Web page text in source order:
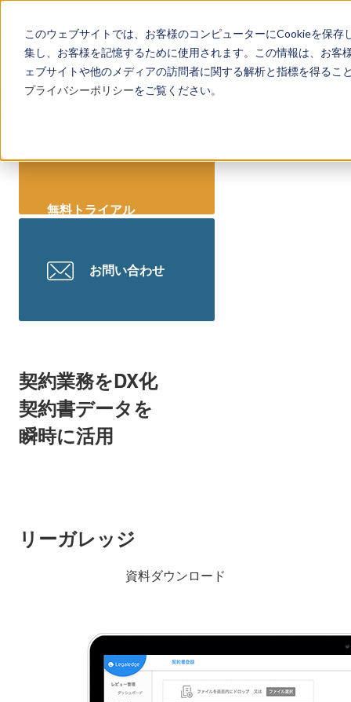
このウェブサイトでは、お客様のコンピューターにCookieを保
集し、お客様を記憶するために使用されます。この情報は、お
ェブサイトや他のメディアの訪問者に関する解析と指標を得る
プライバシーポリシーをご覧ください。
リーガレッジとは
機能一覧
導入事例
セミナー情報
無料トライアル
お問い合わせ
契約業務をDX化
契約書データを
瞬時に活用
リーガレッジ
資料ダウンロード